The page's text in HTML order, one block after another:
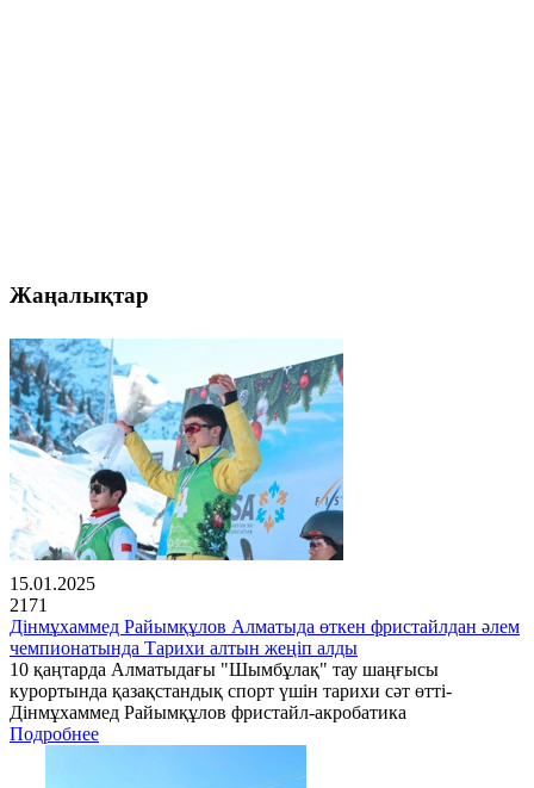
Жаңалықтар
15.01.2025
2171
Дінмұхаммед Райымқұлов Алматыда өткен фристайлдан әлем
чемпионатында Тарихи алтын жеңіп алды
10 қаңтарда Алматыдағы "Шымбұлақ" тау шаңғысы
курортында қазақстандық спорт үшін тарихи сәт өтті-
Дінмұхаммед Райымқұлов фристайл-акробатика
Подробнее